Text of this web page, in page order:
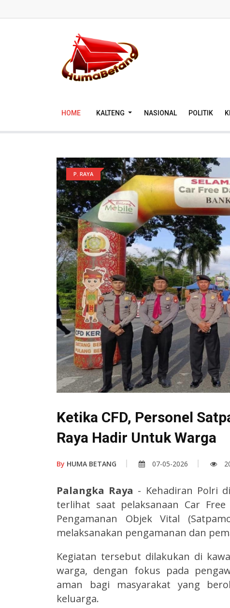
HOME KALTENG NASIONAL POLITIK
P. RAYA
Ketika CFD, Personel
Raya Hadir Untuk Warga
By HUMA BETANG 07-05-2026
Palangka Raya - Kehadiran Polri
terlihat saat pelaksanaan Car
Pengamanan Objek Vital
melaksanakan pengamanan dan
Kegiatan tersebut dilakukan di
warga, dengan fokus pada
aman bagi masyarakat yang
keluarga.